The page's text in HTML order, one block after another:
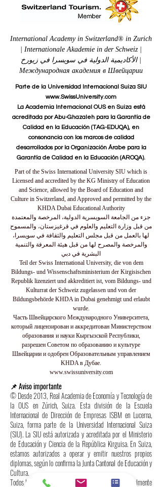
International Academy in Switzerland® in Zurich
| Internationale Akademie in der Schweiz |
الأكاديمية الدولية في سويسرا في زيورخ |
Международная академия в Швейцарии
Parte de la Universidad Internacional Suiza SIU
www.SwissUniversity.com
La Academia Internacional OUS en Suiza está
acreditada por Abu-Ghazaleh para la Garantía de
Calidad en la Educación (TAG-EDUQA), en
consonancia con los marcos de calidad
desarrollados por la Organización Árabe para la
Garantía de Calidad en la Educación (AROQA).
Part of the Swiss International University SIU which is
Licensed and accredited by the KG Ministry of Education
and Science, allowed by the Board of Education and
Culture in Switzerland, and Approved and permitted by the
KHDA Dubai Educational Authority
جزء من الجامعة السويسرية الدولية، المرخصة والمعتمدة
من قبل وزارة التعليم والعلوم في قرغيزستان، والمسموح
لها بالعمل من قبل مجلس التعليم والثقافة في سويسرا،
والمرخصة والمصرح لها من قبل هيئة المعرفة والتنمية
البشرية في دبي
Teil der Swiss International University, die von dem
Bildungs- und Wissenschaftsministerium der Kirgisischen
Republik lizenziert und akkreditiert ist, vom Bildungs- und
Kulturrat der Schweiz zugelassen und von der
Bildungsbehörde KHDA in Dubai genehmigt und erlaubt
wurde.
Часть Швейцарского Международного Университета,
который лицензирован и аккредитован Министерством
образования и науки Кыргызской Республики,
разрешен Советом по образованию и культуре
Швейцарии и одобрен Образовательным управлением
KHDA в Дубае.
www.swissuniversity.com
📌 Aviso importante
© Desde 2013, Real Academia de Economía y Tecnología de
la OUS en Zúrich, Suiza. Esta división de la Escuela
Internacional de Dirección de Empresas ISBM en Lucerna,
Suiza, forma parte de la Universidad Internacional Suiza
(SIU). La SIU está autorizada y acreditada por el Ministerio
de Educación y Ciencia de la República Kirguisa. En Suiza,
estamos autorizados a operar y emitir nuestros propios
diplomas, según lo confirma la Junta Cantonal de Educación y
Cultura.
Todos los programas y diplomas de la SIU están oficialmente